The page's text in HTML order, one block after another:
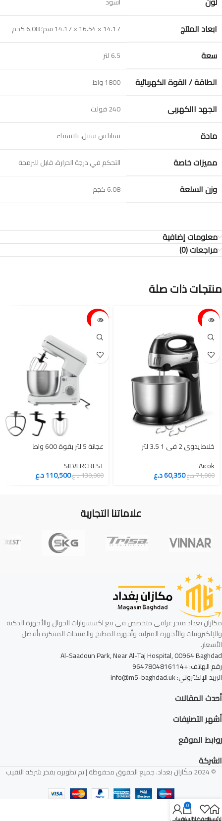
ابعاد المنتج
سعة
الطاقة / القوة الكهربائية ‎1800 واط
الجهد االكهربى ‎240 فولت
مادة
مميزات خاصة التحكم في درجة الحرارة، قابل للبرمجة
وزن السلعة ‎6.08 كجم
معلومات إضافية
مراجعات (0)
منتجات ذات صلة
15%-
Aicok
71,000د.ع60,350د.ع
15%-
عجانة 5 لتر بقوة 600 واط
SILVERCREST
130,000د.ع110,500د.ع
علاماتنا التجارية
مكازان بغداد متجر عراقي متخصص في بيع اكسسوارات الجوال والأجهزة الذكية
والإلكترونيات والأجهزة المنزلية وأجهزة المطبخ والمنتجات المبتكرة بأفضل
الأسعار.
Al-Saadoun Park, Near Al-Taj Hospital, 00964 Baghdad
رقم الهاتف: +9647804816114
البريد الإلكتروني: info@m5-baghdad.uk
أحدث المقالات
أشهر التصنيفات
روابط الموقع
الشركة
© 2024 مكَازان بغداد. جميع الحقوق محفوظة | تم تطويره بفخر شركة النقيب
المفضلة
0
السلةحسابي